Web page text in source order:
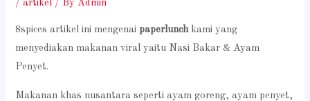
/artikel / ByAdmin
8spices artikel ini mengenaipaperlunchkami yang
menyediakan makanan viral yaitu Nasi Bakar & Ayam
Penyet.
Makanan khas nusantara seperti ayam goreng, ayam penyet,